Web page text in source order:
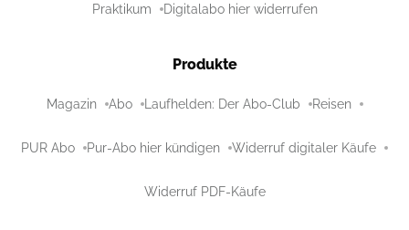
Praktikum Digitalabo hier widerrufen
Produkte
Magazin Abo Laufhelden: Der Abo-Club Reisen
PUR Abo Pur-Abo hier kündigen Widerruf digitaler Käufe
Widerruf PDF-Käufe